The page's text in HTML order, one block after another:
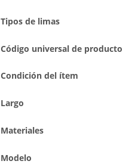
Tipos de limas
Código universal de producto
Condición del ítem
Largo
Materiales
Modelo